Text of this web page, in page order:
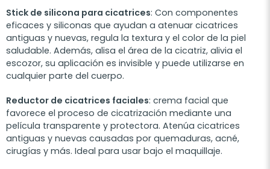
Stick de silicona para cicatrices: Con componentes
eficaces y siliconas que ayudan a atenuar cicatrices
antiguas y nuevas, regula la textura y el color de la piel
saludable. Además, alisa el área de la cicatriz, alivia el
escozor, su aplicación es invisible y puede utilizarse en
cualquier parte del cuerpo.
Reductor de cicatrices faciales: crema facial que
favorece el proceso de cicatrización mediante una
película transparente y protectora. Atenúa cicatrices
antiguas y nuevas causadas por quemaduras, acné,
cirugías y más. Ideal para usar bajo el maquillaje.